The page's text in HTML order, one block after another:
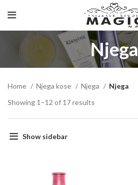
Njega
Home Njega kose Njega
Njega
Showing 1–12 of 17 results
Show sidebar